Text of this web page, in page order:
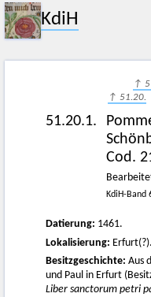
KdiH
↑
↑ 51.20.
51.20.1.
Cod.
KdiH-Band
Datierung: 1461.
Lokalisierung: Erfurt(?).
Besitzgeschichte: Aus
und Paul in Erfurt
Liber sanctorum petri